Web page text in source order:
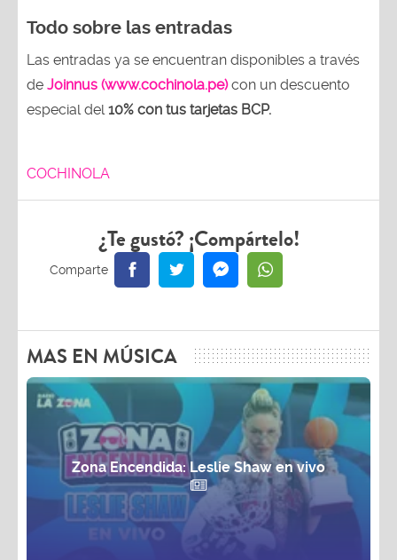
Todo sobre las entradas
Las entradas ya se encuentran disponibles a través
de Joinnus (www.cochinola.pe)con un descuento
especial del10% con tus tarjetas BCP.
COCHINOLA
¿Te gustó? ¡Compártelo!
MAS EN MÚSICA
Zona Encendida: Leslie Shaw en vivo